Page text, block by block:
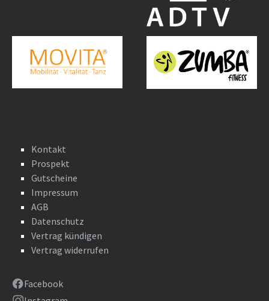
Kontakt
Prospekt
Gutscheine
Impressum
AGB
Datenschutz
Vertrag kündigen
Vertrag widerrufen
Facebook